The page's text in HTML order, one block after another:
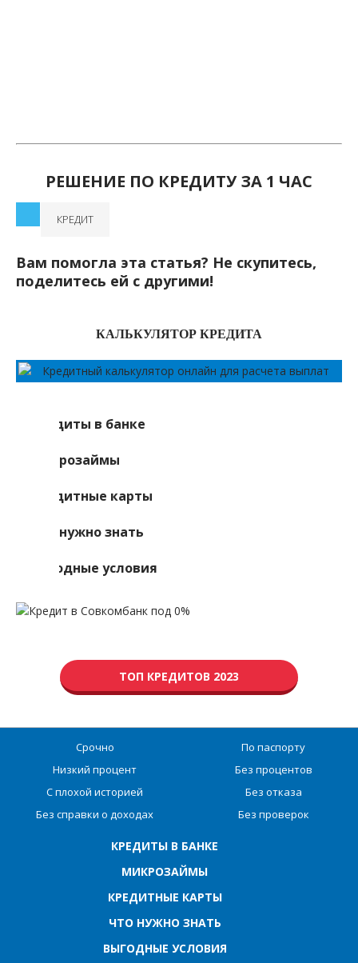
РЕШЕНИЕ ПО КРЕДИТУ ЗА 1 ЧАС
КРЕДИТ
Вам помогла эта статья? Не скупитесь,
поделитесь ей с другими!
КАЛЬКУЛЯТОР КРЕДИТА
Кредиты в банке
Микрозаймы
Кредитные карты
Что нужно знать
Выгодные условия
ТОП КРЕДИТОВ 2023
Срочно
Низкий процент
С плохой историей
Без справки о доходах
По паспорту
Без процентов
Без отказа
Без проверок
КРЕДИТЫ В БАНКЕ
МИКРОЗАЙМЫ
КРЕДИТНЫЕ КАРТЫ
ЧТО НУЖНО ЗНАТЬ
ВЫГОДНЫЕ УСЛОВИЯ